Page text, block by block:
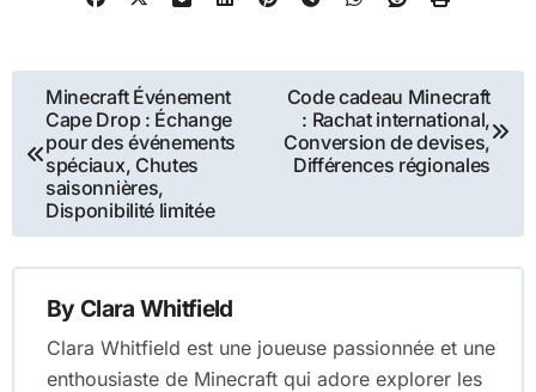
Post
navigation
Minecraft Événement
Cape Drop : Échange
pour des événements
spéciaux, Chutes
saisonnières,
Disponibilité limitée
Code cadeau Minecraft
: Rachat international,
Conversion de devises,
Différences régionales
By Clara Whitfield
Clara Whitfield est une joueuse passionnée et une
enthousiaste de Minecraft qui adore explorer les